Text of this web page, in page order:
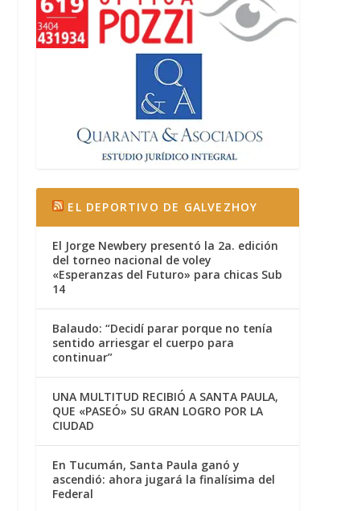
EL DEPORTIVO DE GALVEZHOY
El Jorge Newbery presentó la 2a. edición
del torneo nacional de voley
«Esperanzas del Futuro» para chicas Sub
14
Balaudo: “Decidí parar porque no tenía
sentido arriesgar el cuerpo para
continuar”
UNA MULTITUD RECIBIÓ A SANTA PAULA,
QUE «PASEÓ» SU GRAN LOGRO POR LA
CIUDAD
En Tucumán, Santa Paula ganó y
ascendió: ahora jugará la finalísima del
Federal